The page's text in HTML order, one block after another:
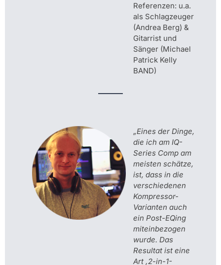
Referenzen: u.a.
als Schlagzeuger
(Andrea Berg) &
Gitarrist und
Sänger (Michael
Patrick Kelly
BAND)
„Eines der Dinge,
die ich am IQ-
Series Comp am
meisten schätze,
ist, dass in die
verschiedenen
Kompressor-
Varianten auch
ein Post-EQing
miteinbezogen
wurde. Das
Resultat ist eine
Art ‚2-in-1-